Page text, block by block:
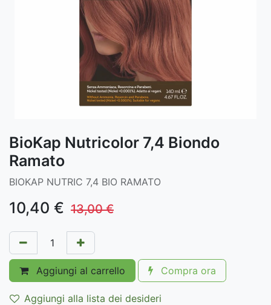
BioKap Nutricolor 7,4 Biondo
Ramato
BIOKAP NUTRIC 7,4 BIO RAMATO
10,40 € 13,00€
Aggiungi al carrello Compra ora
Aggiungi alla lista dei desideri